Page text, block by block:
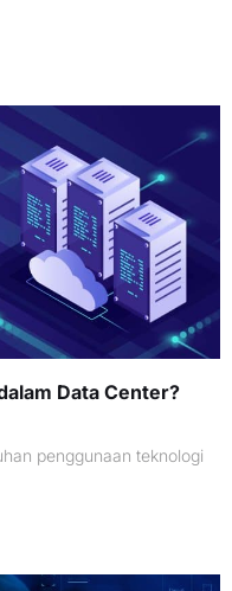
Data Center?
penggunaan teknologi